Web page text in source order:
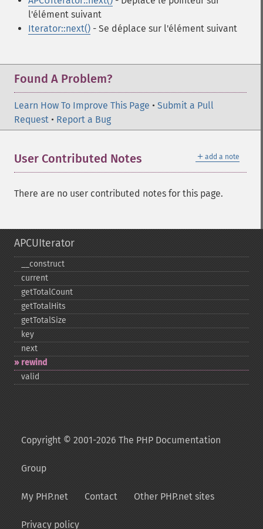
l'élément suivant
Iterator::next() - Se déplace sur l'élément suivant
Found A Problem?
Learn How To Improve This Page • Submit a Pull
Request • Report a Bug
＋ add a note
User Contributed Notes
There are no user contributed notes for this page.
APCUIterator
_​_​construct
current
getTotalCount
getTotalHits
getTotalSize
key
next
rewind
valid
Copyright © 2001-2026 The PHP Documentation
Group
My PHP.net Contact Other PHP.net sites
Privacy policy